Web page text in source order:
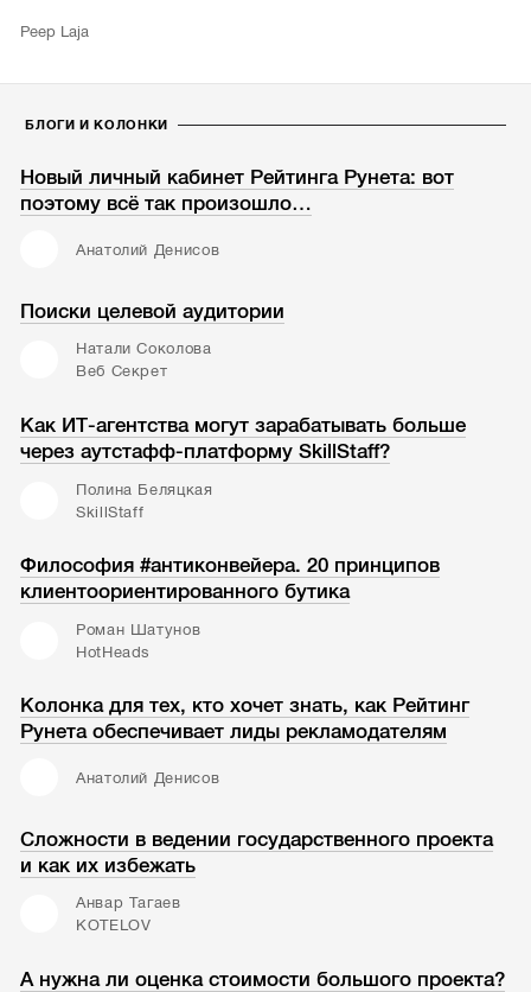
Peep Laja
БЛОГИ И КОЛОНКИ
Новый личный кабинет Рейтинга Рунета: вот
поэтому всё так произошло…
Анатолий Денисов
Поиски целевой аудитории
Натали Соколова
Веб Секрет
Как ИТ-агентства могут зарабатывать больше
через аутстафф-платформу SkillStaff?
Полина Беляцкая
SkillStaff
Философия #антиконвейера. 20 принципов
клиентоориентированного бутика
Роман Шатунов
HotHeads
Колонка для тех, кто хочет знать, как Рейтинг
Рунета обеспечивает лиды рекламодателям
Анатолий Денисов
Сложности в ведении государственного проекта
и как их избежать
Анвар Тагаев
KOTELOV
А нужна ли оценка стоимости большого проекта?